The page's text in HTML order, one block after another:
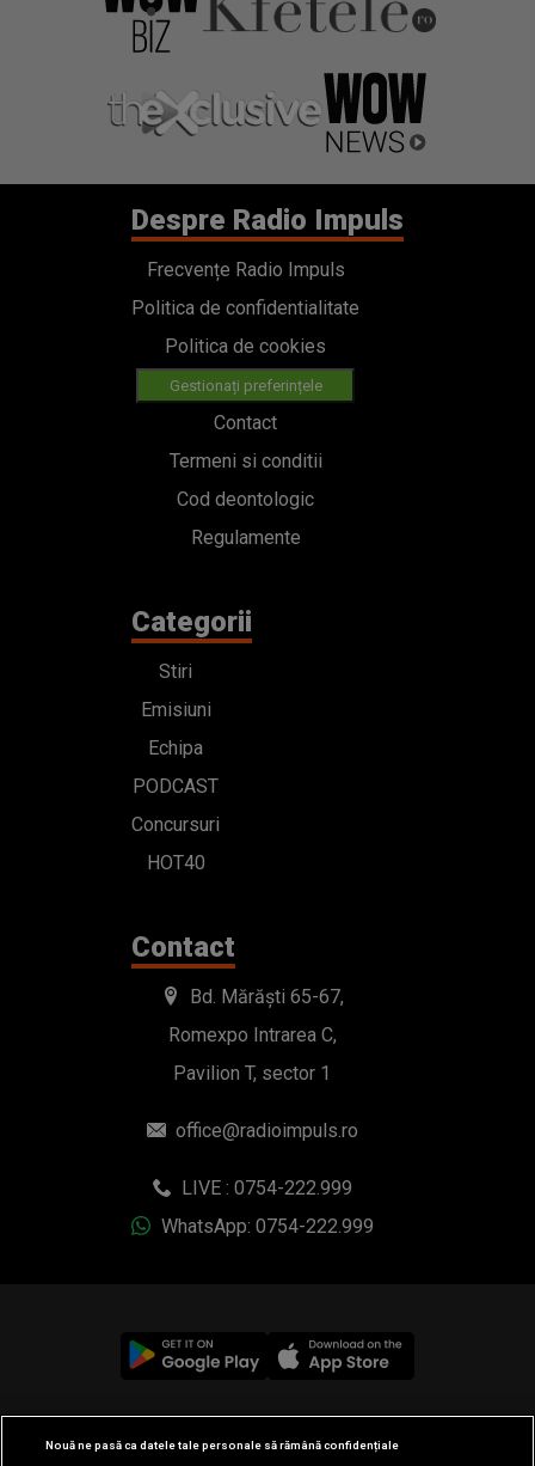
Despre Radio Impuls
Frecvențe Radio Impuls
Politica de confidentialitate
Politica de cookies
Gestionați preferințele
Contact
Termeni si conditii
Cod deontologic
Regulamente
Categorii
Stiri
Emisiuni
Echipa
PODCAST
Concursuri
HOT40
Contact
Bd. Mărăști 65-67,
Romexpo Intrarea C,
Pavilion T, sector 1
office@radioimpuls.ro
LIVE : 0754-222.999
WhatsApp: 0754-222.999
© 2019-2026 DOGAN MEDIA INTERNATIONAL SA, Toate
drepturile rezervate.
Nouă ne pasă ca datele tale personale să rămână confidențiale